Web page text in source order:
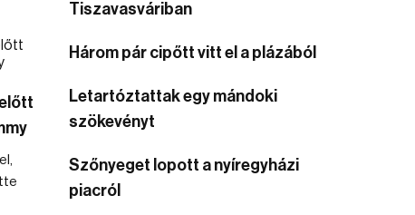
Tiszavasváriban
Három pár cipőtt vitt el a plázából
Letartóztattak egy mándoki
szökevényt
Szőnyeget lopott a nyíregyházi
piacról